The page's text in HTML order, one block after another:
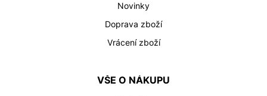
Novinky
Doprava zboží
Vrácení zboží
VŠE O NÁKUPU